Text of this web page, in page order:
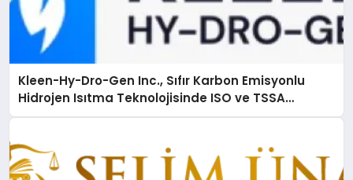
Kleen-Hy-Dro-Gen Inc., Sıfır Karbon Emisyonlu
Hidrojen Isıtma Teknolojisinde ISO ve TSSA
Düzenleyici Onaylarını Aldı